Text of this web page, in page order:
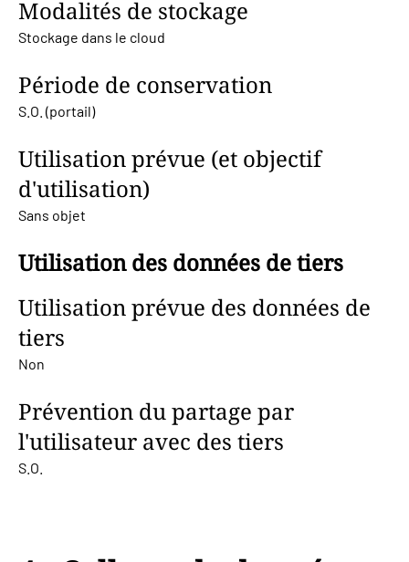
Modalités de stockage
Stockage dans le cloud
Période de conservation
S.O. (portail)
Utilisation prévue (et objectif
d'utilisation)
Sans objet
Utilisation des données de tiers
Utilisation prévue des données de
tiers
Non
Prévention du partage par
l'utilisateur avec des tiers
S.O.